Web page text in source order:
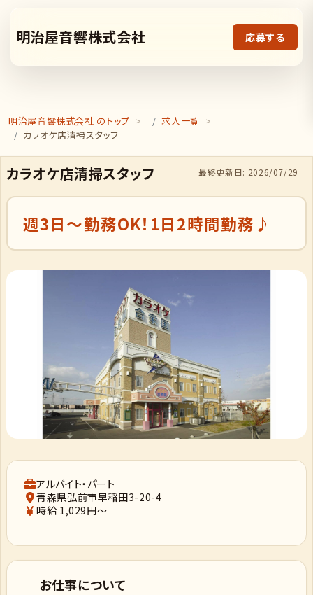
明治屋音響株式会社 応募する
明治屋音響株式会社 のトップ
求人一覧
カラオケ店清掃スタッフ
最終更新日: 2026/07/29
カラオケ店清掃スタッフ
週3日～勤務OK！1日2時間勤務♪
アルバイト・パート
青森県弘前市早稲田3-20-4
時給 1,029円～
お仕事について